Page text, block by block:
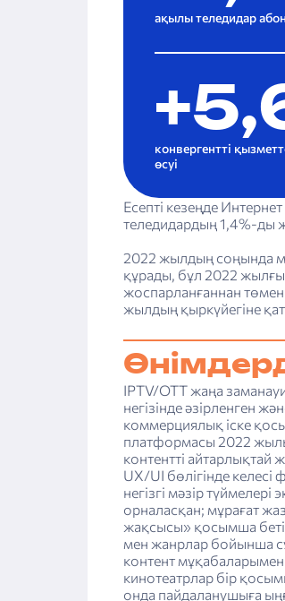
ақылы теледидар
конвергентті
өсуі
Есепті кезеңде
теледидардың 1,4%-ды
2022 жылдың соңында
құрады, бұл 2022
жоспарланғаннан
жылдың қыркүйегіне
IPTV/OTT жаңа
негізінде әзірленген
коммерциялық іске
платформасы 2022
контентті
UX/UI бөлігінде келесі
негізгі мәзір
орналасқан; мұрағат
жақсысы» қосымша
мен жанрлар бойынша
контент мұқабаларымен
кинотеатрлар бір
онда пайдаланушыға